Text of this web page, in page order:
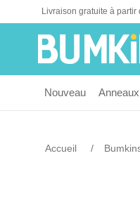
Livraison gratuite à partir
Nouveau
Accueil